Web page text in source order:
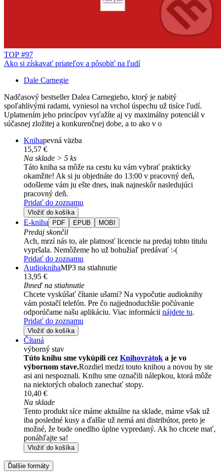
TOP #97
Ako si získavať priateľov a pôsobiť na ľudí
Dale Carnegie
Nadčasový bestseller Dalea Carnegieho, ktorý je nabitý
spoľahlivými radami, vyniesol na vrchol úspechu už tisíce ľudí.
Uplatnením jeho princípov vyťažíte aj vy maximálny potenciál v
súčasnej zložitej a konkurenčnej dobe, a to ako v o
Knihapevná väzba
15,57 €
Na sklade > 5 ks
Táto kniha sa môže na cestu ku vám vybrať prakticky
okamžite! Ak si ju objednáte do 13:00 v pracovný deň,
odošleme vám ju ešte dnes, inak najneskôr nasledujúci
pracovný deň.
Pridať do zoznamu
Vložiť do košíka
E-kniha PDF EPUB MOBI
Predaj skončil
Ach, mrzí nás to, ale platnosť licencie na predaj tohto titulu
vypršala. Nemôžeme ho už bohužiaľ predávať :-(
Pridať do zoznamu
AudioknihaMP3 na stiahnutie
13,95 €
Ihneď na stiahnutie
Chcete vyskúšať čítanie ušami? Na vypočutie audioknihy
vám postačí telefón. Pre čo najjednoduchšie počúvanie
odporúčame našu aplikáciu. Viac informácii nájdete tu.
Pridať do zoznamu
Vložiť do košíka
Čítaná
výborný stav
Túto knihu sme vykúpili cez Knihovrátok a je vo
výbornom stave.Rozdiel medzi touto knihou a novou by ste
asi ani nespoznali. Knihu sme označili nálepkou, ktorá môže
na niektorých obaloch zanechať stopy.
10,40 €
Na sklade
Tento produkt síce máme aktuálne na sklade, máme však už
iba posledné kusy a ďalšie už nemá ani distribútor, preto je
možné, že bude onedlho úplne vypredaný. Ak ho chcete mať,
ponáhľajte sa!
Vložiť do košíka
Ďalšie formáty